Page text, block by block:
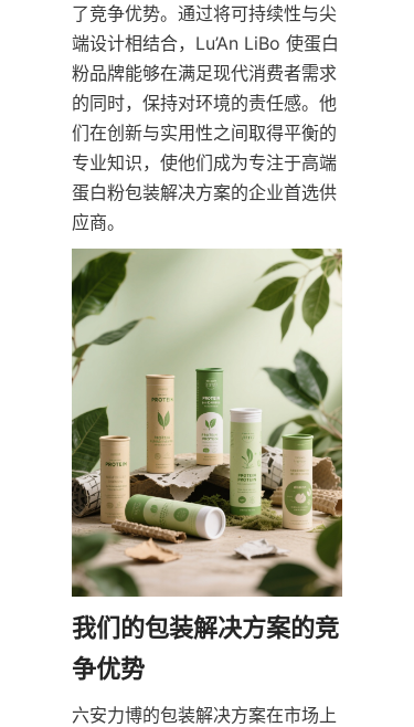
了竞争优势。通过将可持续性与尖
端设计相结合，Lu’An LiBo 使蛋白
粉品牌能够在满足现代消费者需求
的同时，保持对环境的责任感。他
们在创新与实用性之间取得平衡的
专业知识，使他们成为专注于高端
蛋白粉包装解决方案的企业首选供
应商。
我们的包装解决方案的竞
六安力博的包装解决方案在市场上